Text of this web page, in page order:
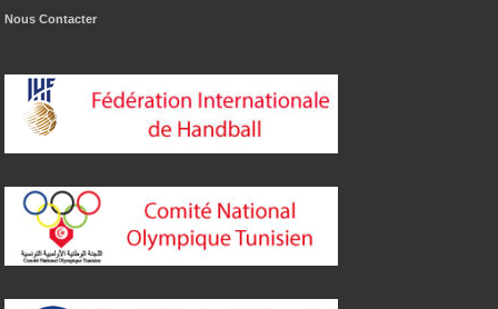
Nous Contacter